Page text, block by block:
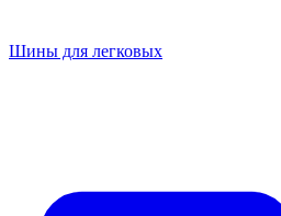
Шины для легковых